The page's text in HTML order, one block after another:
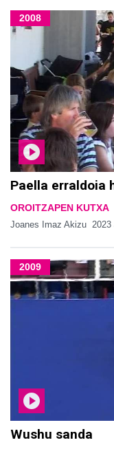
2008
Paella erraldoia
OROITZAPEN KUTXA
Joanes Imaz Akizu 2023
2009
Wushu sanda